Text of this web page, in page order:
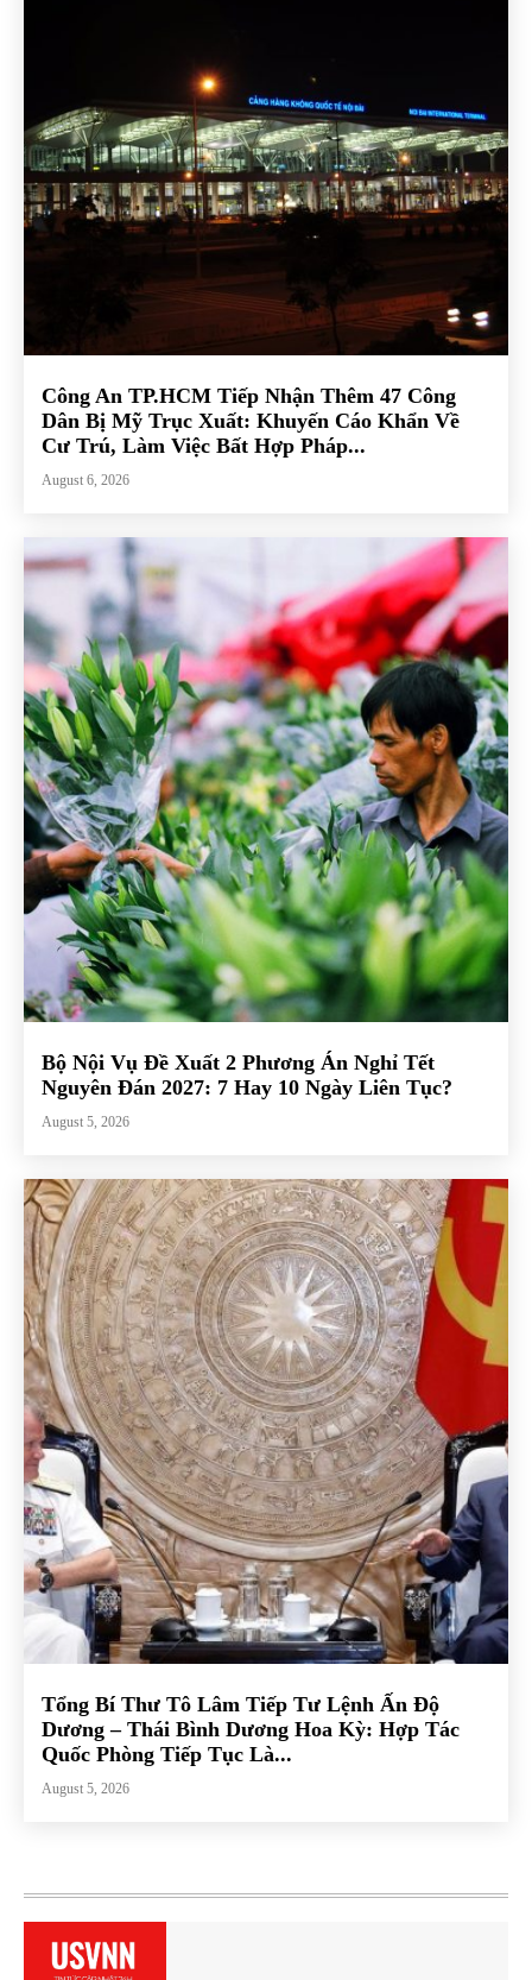
Công An TP.HCM Tiếp Nhận Thêm 47 Công
Dân Bị Mỹ Trục Xuất: Khuyến Cáo Khẩn Về
Cư Trú, Làm Việc Bất Hợp Pháp...
August 6, 2026
Bộ Nội Vụ Đề Xuất 2 Phương Án Nghỉ Tết
Nguyên Đán 2027: 7 Hay 10 Ngày Liên Tục?
August 5, 2026
Tổng Bí Thư Tô Lâm Tiếp Tư Lệnh Ấn Độ
Dương – Thái Bình Dương Hoa Kỳ: Hợp Tác
Quốc Phòng Tiếp Tục Là...
August 5, 2026